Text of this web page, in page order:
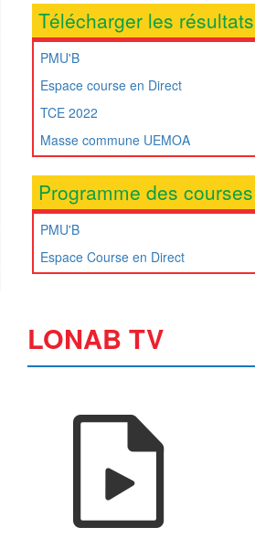
Télécharger les résultats
PMU'B
Espace course en Direct
TCE 2022
Masse commune UEMOA
Programme des courses
PMU'B
Espace Course en Direct
LONAB TV